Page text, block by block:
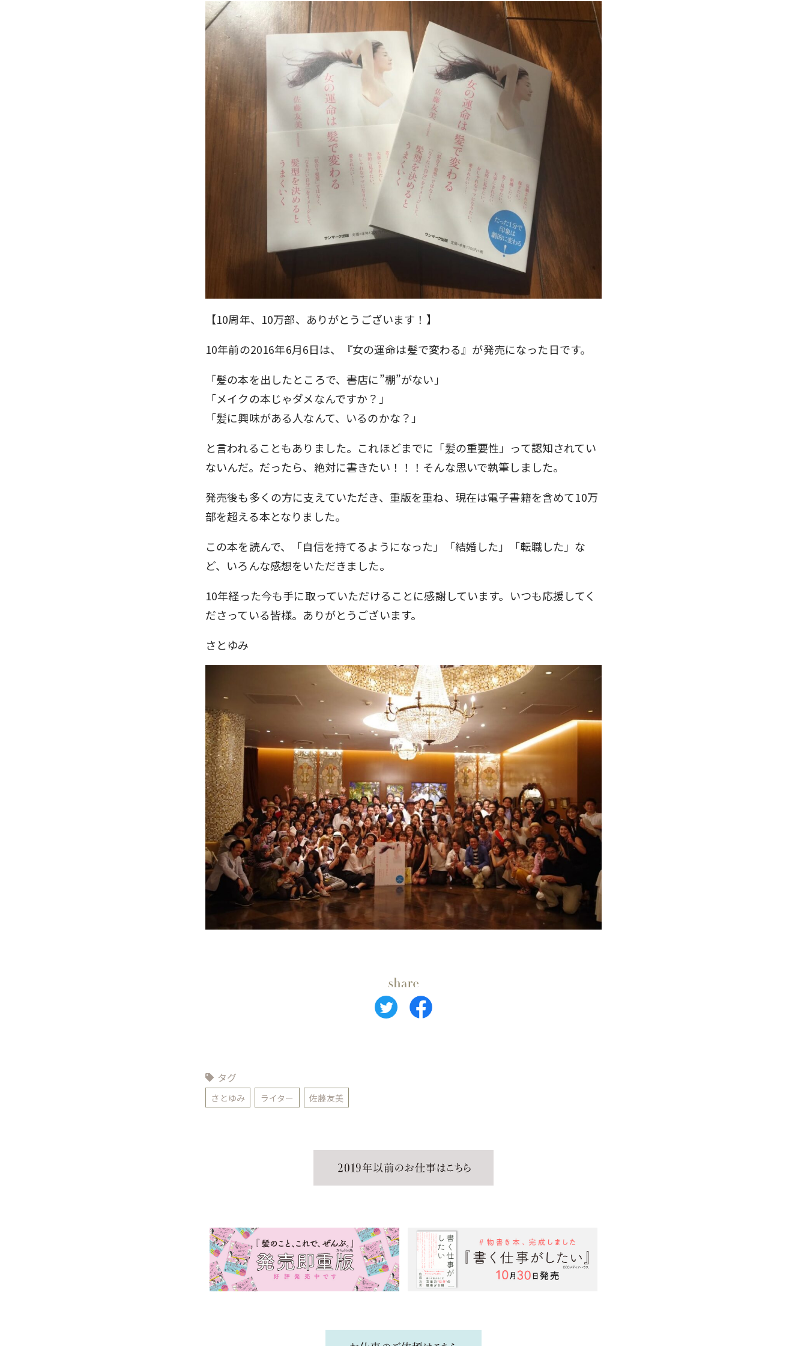
【10周年、10万部、ありがとうございます！】
10年前の2016年6月6日は、『女の運命は髪で変わる』が発売になった日です。
「髪の本を出したところで、書店に”棚”がない」
「メイクの本じゃダメなんですか？」
「髪に興味がある人なんて、いるのかな？」
と言われることもありました。これほどまでに「髪の重要性」って認知されてい
ないんだ。だったら、絶対に書きたい！！！そんな思いで執筆しました。
発売後も多くの方に支えていただき、重版を重ね、現在は電子書籍を含めて10万
部を超える本となりました。
この本を読んで、「自信を持てるようになった」「結婚した」「転職した」な
ど、いろんな感想をいただきました。
10年経った今も手に取っていただけることに感謝しています。いつも応援してく
ださっている皆様。ありがとうございます。
さとゆみ
タグ
さとゆみ ライター 佐藤友美